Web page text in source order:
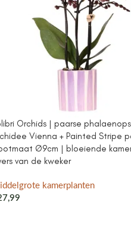
Orchids | paarse
Vienna + Painted Stripe
Ø9cm | bloeiende
van de kweker
kamerplanten